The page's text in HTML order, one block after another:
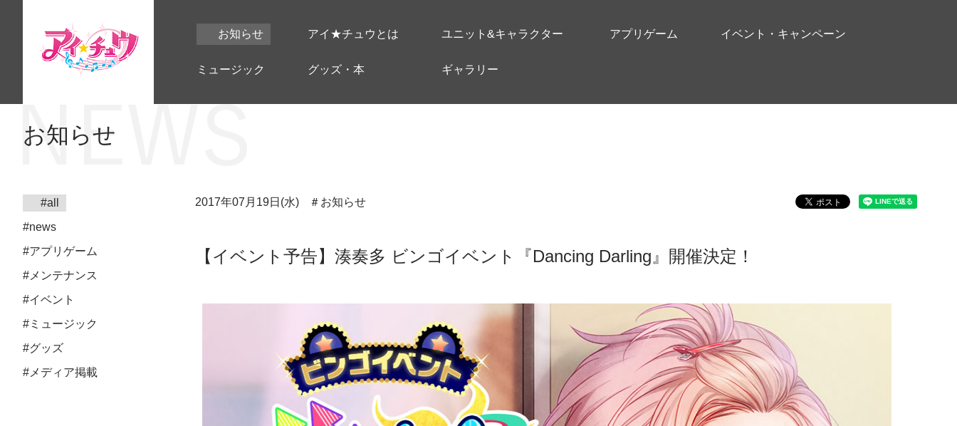
お知らせ アイ★チュウとは ユニット&キャラクター アプリゲーム イベント・キャンペーン
ミュージック グッズ・本 ギャラリー
お知らせ
#all
#news
#アプリゲーム
#メンテナンス
#イベント
#ミュージック
#グッズ
#メディア掲載
2017年07月19日(水) ＃お知らせ
【イベント予告】湊奏多 ビンゴイベント『Dancing Darling』開催決定！